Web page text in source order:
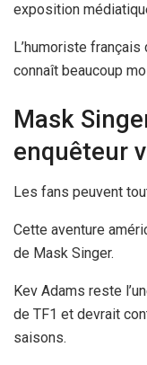
exposition
L’humoriste
connaît beaucoup
Mask
enquêteur
Les fans peuvent
Cette aventure
de Mask Singer.
Kev Adams reste
de TF1 et devrait
saisons.